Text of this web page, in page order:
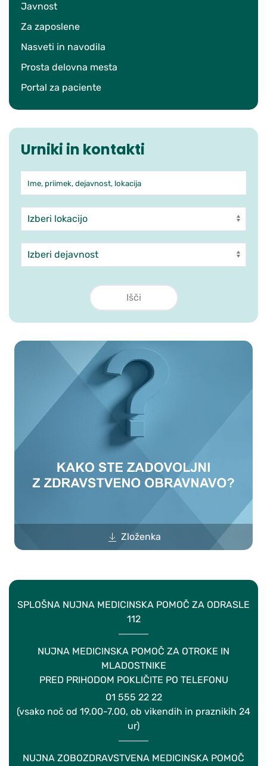
Javnost
Za zaposlene
Nasveti in navodila
Prosta delovna mesta
Portal za paciente
Urniki in kontakti
Iskanje po ambulantah in
Ime, priimek, dejavnost, lokacija
Enota
Dejavnost
Zloženka
SPLOŠNA NUJNA MEDICINSKA POMOČ ZA ODRASLE
112
NUJNA MEDICINSKA POMOČ ZA OTROKE IN
MLADOSTNIKE
PRED PRIHODOM POKLIČITE PO TELEFONU
01 555 22 22
(vsako noč od 19.00-7.00, ob vikendih in praznikih 24
ur)
NUJNA ZOBOZDRAVSTVENA MEDICINSKA POMOČ